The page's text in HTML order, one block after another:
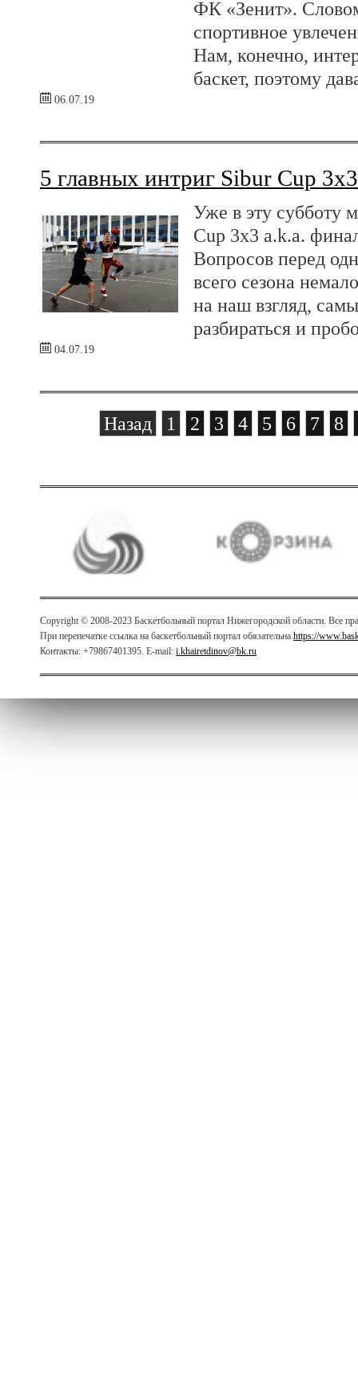
ФК «Зенит».
спортивное
Нам, конечно,
баскет, поэтому
06.07.19
5 главных интриг Sibur Cup 3x3
Уже в эту субботу
Cup 3x3 a.k.a.
Вопросов перед
всего сезона
на наш взгляд,
разбираться и
04.07.19
Назад 1 2 3 4 5 6 7 8
Copyright © 2008-2023 Баскетбольный портал Нижегородской области. Все
При перепечатке ссылка на баскетбольный портал обязательна https://
Контакты: +79867401395. E-mail: i.khairetdinov@bk.ru